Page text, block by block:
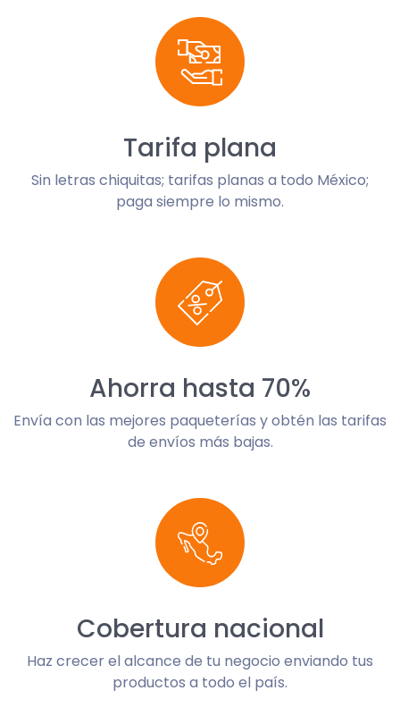
Tarifa plana
Sin letras chiquitas; tarifas planas a todo México;
paga siempre lo mismo.
Ahorra hasta 70%
Envía con las mejores paqueterías y obtén las tarifas
de envíos más bajas.
Cobertura nacional
Haz crecer el alcance de tu negocio enviando tus
productos a todo el país.